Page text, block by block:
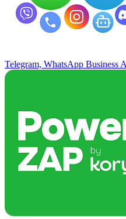
Telegram, WhatsApp Business